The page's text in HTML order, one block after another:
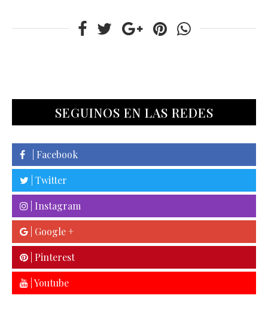
SEGUINOS EN LAS REDES
| Facebook
| Twitter
| Instagram
| Google +
| Pinterest
| Youtube